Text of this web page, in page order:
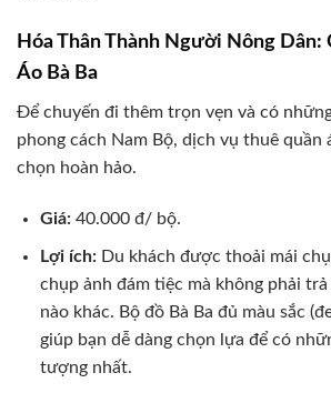
Hóa Thân Thành Người Nông Dân:
Áo Bà Ba
Để chuyến đi thêm trọn vẹn và có
phong cách Nam Bộ, dịch vụ thuê quần
chọn hoàn hảo.
Giá:40.000 đ/ bộ.
Lợi ích:Du khách được thoải mái
chụp ảnh đám tiệc mà không phải
nào khác. Bộ đồ Bà Ba đủ màu sắc
giúp bạn dễ dàng chọn lựa để có
tượng nhất.